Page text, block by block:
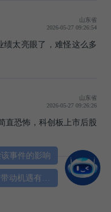
山东省
2026-05-27 09:26:54
太亮眼了，难怪这么多
山东省
2026-05-27 09:26:26
直恐怖，科创板上市后股
事件的影响
国产DRAM龙头上市带动机遇有哪些？